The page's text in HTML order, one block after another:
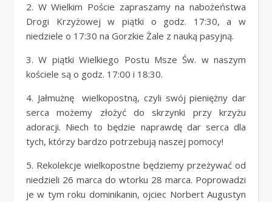
2. W Wielkim Poście zapraszamy na nabożeństwa
Drogi Krzyżowej w piątki o godz. 17:30, a w
niedziele o 17:30 na Gorzkie Żale z nauką pasyjną.
3. W piątki Wielkiego Postu Msze Św. w naszym
kościele są o godz. 17:00 i 18:30.
4. Jałmużnę wielkopostną, czyli swój pieniężny dar
serca możemy złożyć do skrzynki przy krzyżu
adoracji. Niech to będzie naprawdę dar serca dla
tych, którzy bardzo potrzebują naszej pomocy!
5. Rekolekcje wielkopostne będziemy przeżywać od
niedzieli 26 marca do wtorku 28 marca. Poprowadzi
je w tym roku dominikanin, ojciec Norbert Augustyn